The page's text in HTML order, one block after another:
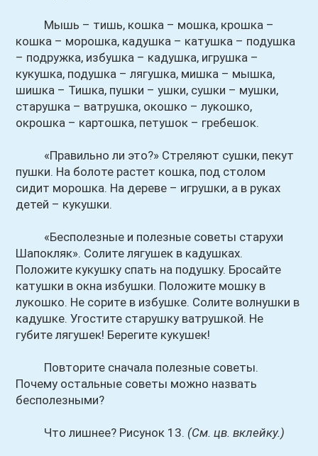
Мышь – тишь, кошка – мошка, крошка –
кошка – морошка, кадушка – катушка – подушка
– подружка, избушка – кадушка, игрушка –
кукушка, подушка – лягушка, мишка – мышка,
шишка – Тишка, пушки – ушки, сушки – мушки,
старушка – ватрушка, окошко – лукошко,
окрошка – картошка, петушок – гребешок.
«Правильно ли это?» Стреляют сушки, пекут
пушки. На болоте растет кошка, под столом
сидит морошка. На дереве – игрушки, а в руках
детей – кукушки.
«Бесполезные и полезные советы старухи
Шапокляк». Солите лягушек в кадушках.
Положите кукушку спать на подушку. Бросайте
катушки в окна избушки. Положите мошку в
лукошко. Не сорите в избушке. Солите волнушки в
кадушке. Угостите старушку ватрушкой. Не
губите лягушек! Берегите кукушек!
Повторите сначала полезные советы.
Почему остальные советы можно назвать
бесполезными?
Что лишнее? Рисунок 13. (См. цв. вклейку.)